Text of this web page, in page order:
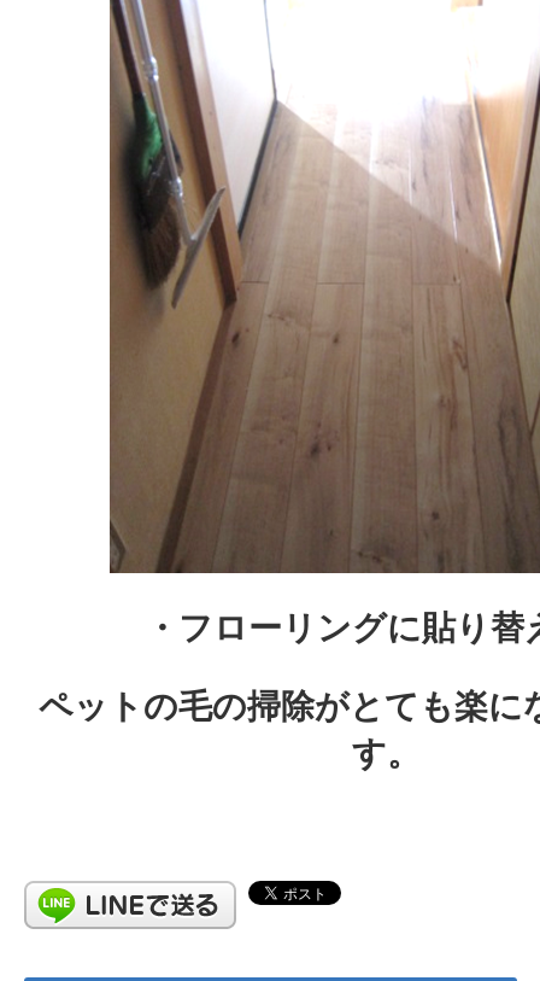
・フローリングに貼り替
ペットの毛の掃除がとても楽に
す。